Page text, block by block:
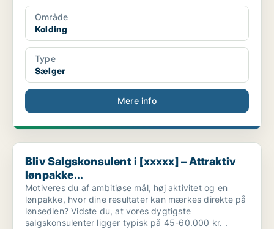
Område
Kolding
Type
Sælger
Mere info
Bliv Salgskonsulent i [xxxxx] – Attraktiv lønpakke...
Bliv Salgskonsulent i [xxxxx] – Attraktiv
lønpakke...
Motiveres du af ambitiøse mål, høj aktivitet og en
lønpakke, hvor dine resultater kan mærkes direkte på
lønsedlen? Vidste du, at vores dygtigste
salgskonsulenter ligger typisk på 45-60.000 kr. .